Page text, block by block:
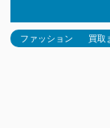
ファッション 買取